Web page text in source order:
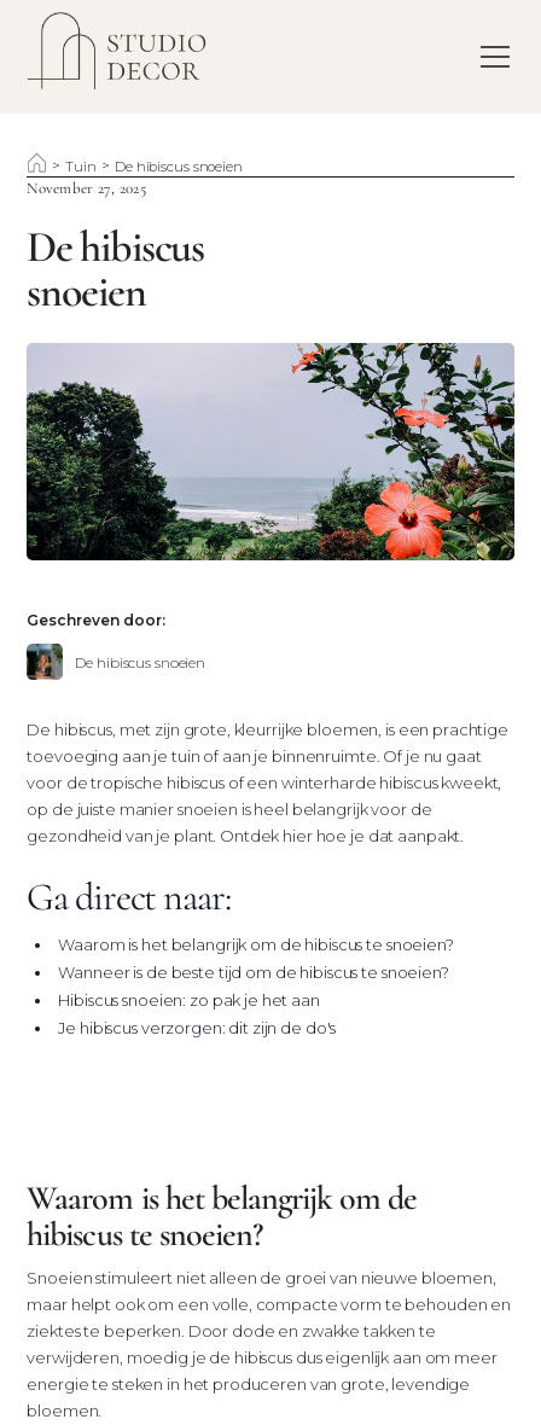
> Tuin > De hibiscus snoeien
November 27, 2025
De hibiscus
snoeien
Geschreven door:
De hibiscus snoeien
De hibiscus, met zijn grote, kleurrijke bloemen, is een prachtige
toevoeging aan je tuin of aan je binnenruimte. Of je nu gaat
voor de tropische hibiscus of een winterharde hibiscus kweekt,
op de juiste manier snoeien is heel belangrijk voor de
gezondheid van je plant. Ontdek hier hoe je dat aanpakt.
Ga direct naar:
Waarom is het belangrijk om de hibiscus te snoeien?
Wanneer is de beste tijd om de hibiscus te snoeien?
Hibiscus snoeien: zo pak je het aan
Je hibiscus verzorgen: dit zijn de do's
Waarom is het belangrijk om de
hibiscus te snoeien?
Snoeien stimuleert niet alleen de groei van nieuwe bloemen,
maar helpt ook om een volle, compacte vorm te behouden en
ziektes te beperken. Door dode en zwakke takken te
verwijderen, moedig je de hibiscus dus eigenlijk aan om meer
energie te steken in het produceren van grote, levendige
bloemen.